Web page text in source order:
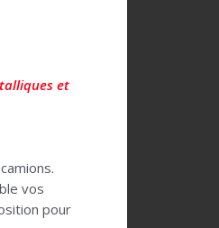
et
vos
pour